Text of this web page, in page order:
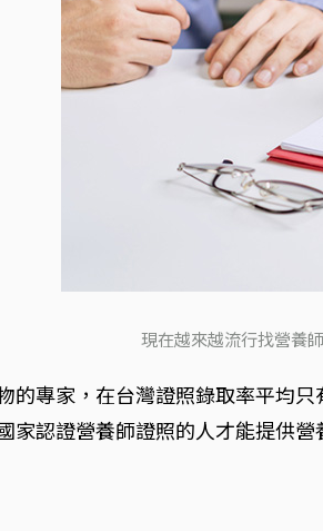
現在越來越流行找營養
的專家，在台灣證照錄取率平均
家認證營養師證照的人才能提供營